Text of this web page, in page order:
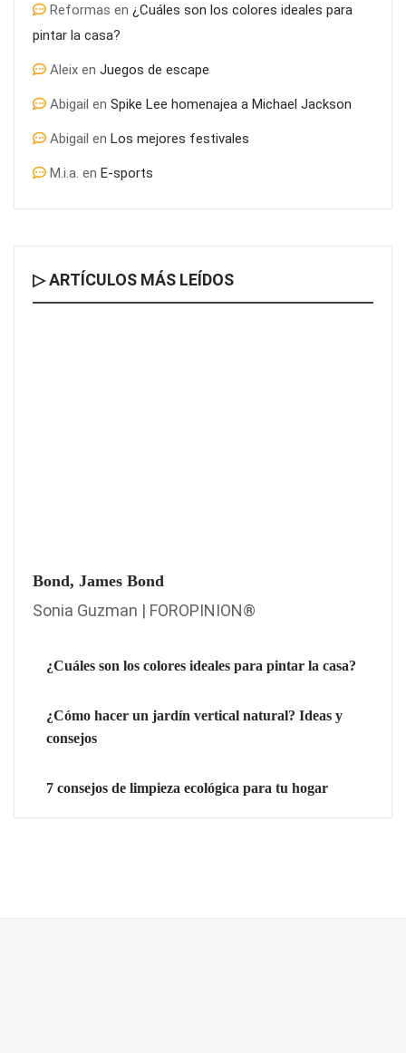
¿Por qué es tan determinante el asesoramiento inmobiliario
para la compra de piso?
Reformas en ¿Cuáles son los colores ideales para
pintar la casa?
Aleix en Juegos de escape
Abigail en Spike Lee homenajea a Michael Jackson
Abigail en Los mejores festivales
M.i.a. en E-sports
▷ ARTÍCULOS MÁS LEÍDOS
Bond, James Bond
Sonia Guzman | FOROPINION®
¿Cuáles son los colores ideales para pintar la casa?
¿Cómo hacer un jardín vertical natural? Ideas y
consejos
7 consejos de limpieza ecológica para tu hogar